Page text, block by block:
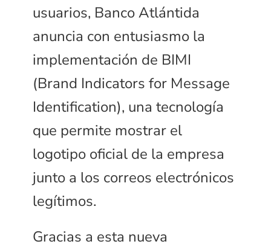
usuarios, Banco Atlántida
anuncia con entusiasmo la
implementación de BIMI
(Brand Indicators for Message
Identification), una tecnología
que permite mostrar el
logotipo oficial de la empresa
junto a los correos electrónicos
legítimos.
Gracias a esta nueva